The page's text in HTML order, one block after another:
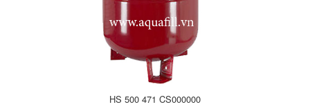
HS 500 471 CS000000